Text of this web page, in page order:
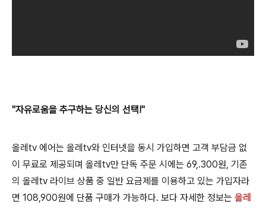
"자유로움을 추구하는 당신의 선택!"
올레tv 에어는 올레tv와 인터넷을 동시 가입하면 고객 부담금 없
이 무료로 제공되며 올레tv만 단독 주문 시에는 69,.300원, 기존
의 올레tv 라이브 상품 중 일반 요금제를 이용하고 있는 가입자라
면 108,900원에 단품 구매가 가능하다. 보다 자세한 정보는 올레